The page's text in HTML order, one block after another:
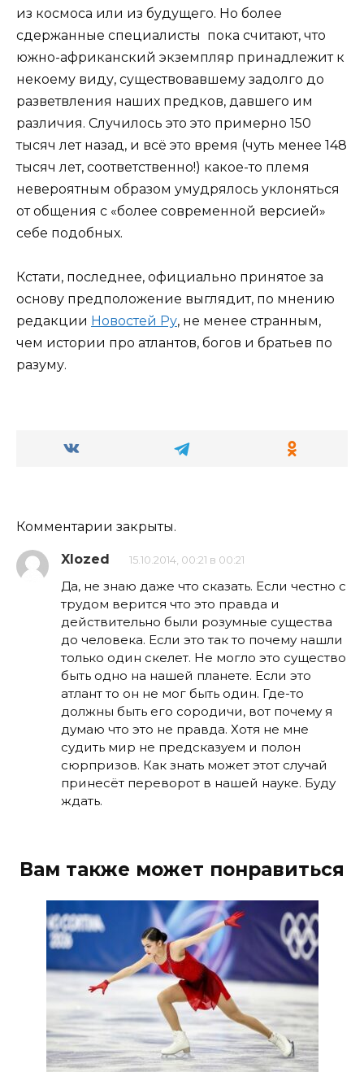
из космоса или из будущего. Но более
сдержанные специалисты пока считают, что
южно-африканский экземпляр принадлежит к
некоему виду, существовавшему задолго до
разветвления наших предков, давшего им
различия. Случилось это это примерно 150
тысяч лет назад, и всё это время (чуть менее 148
тысяч лет, соответственно!) какое-то племя
невероятным образом умудрялось уклоняться
от общения с «более современной версией»
себе подобных.
Кстати, последнее, официально принятое за
основу предположение выглядит, по мнению
редакции Новостей Ру, не менее странным,
чем истории про атлантов, богов и братьев по
разуму.
Комментарии закрыты.
Xlozed 15.10.2014, 00:21 в 00:21
Да, не знаю даже что сказать. Если честно с
трудом верится что это правда и
действительно были розумные существа
до человека. Если это так то почему нашли
только один скелет. Не могло это существо
быть одно на нашей планете. Если это
атлант то он не мог быть один. Где-то
должны быть его сородичи, вот почему я
думаю что это не правда. Хотя не мне
судить мир не предсказуем и полон
сюрпризов. Как знать может этот случай
принесёт переворот в нашей науке. Буду
ждать.
Вам также может понравиться